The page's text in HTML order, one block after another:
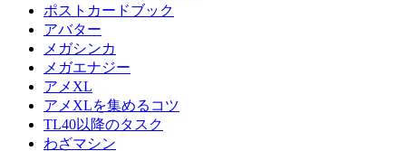
ポストカードブック
アバター
メガシンカ
メガエナジー
アメXL
アメXLを集めるコツ
TL40以降のタスク
わざマシン